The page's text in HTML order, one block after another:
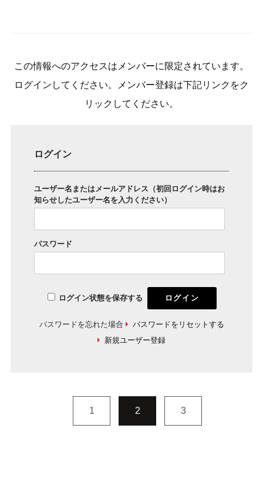
この情報へのアクセスはメンバーに限定されています。
ログインしてください。メンバー登録は下記リンクをク
リックしてください。
ログイン
ユーザー名またはメールアドレス（初回ログイン時はお
知らせしたユーザー名を入力ください）
パスワード
ログイン状態を保存する
パスワードを忘れた場合
パスワードをリセットする
新規ユーザー登録
1 2 3